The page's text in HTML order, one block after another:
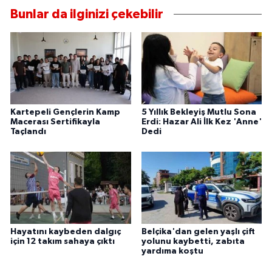
Bunlar da ilginizi çekebilir
Kartepeli Gençlerin Kamp
Macerası Sertifikayla
Taçlandı
5 Yıllık Bekleyiş Mutlu Sona
Erdi: Hazar Ali İlk Kez 'Anne'
Dedi
Hayatını kaybeden dalgıç
için 12 takım sahaya çıktı
Belçika'dan gelen yaşlı çift
yolunu kaybetti, zabıta
yardıma koştu